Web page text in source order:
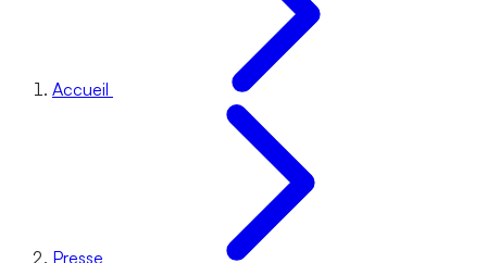
Accueil
Presse